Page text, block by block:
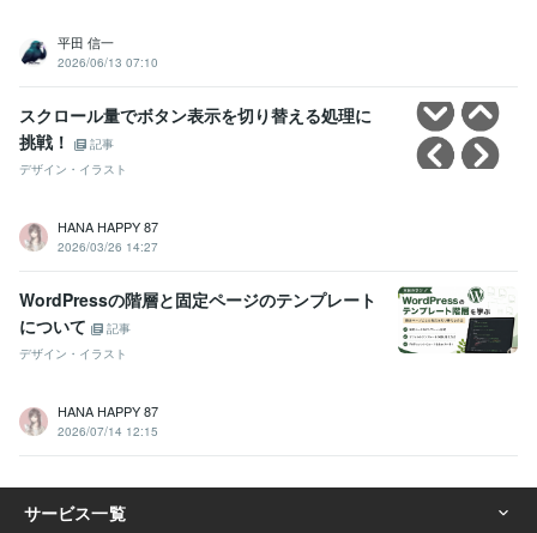
平田 信一
2026/06/13 07:10
スクロール量でボタン表示を切り替える処理に
挑戦！
記事
デザイン・イラスト
HANA HAPPY 87
2026/03/26 14:27
WordPressの階層と固定ページのテンプレート
について
記事
デザイン・イラスト
HANA HAPPY 87
2026/07/14 12:15